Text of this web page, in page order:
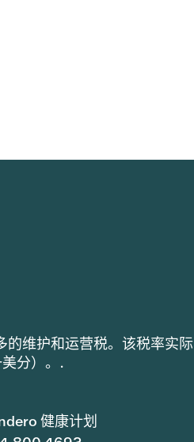
的维护和运营税。该税率实际
分）。.
健康计划